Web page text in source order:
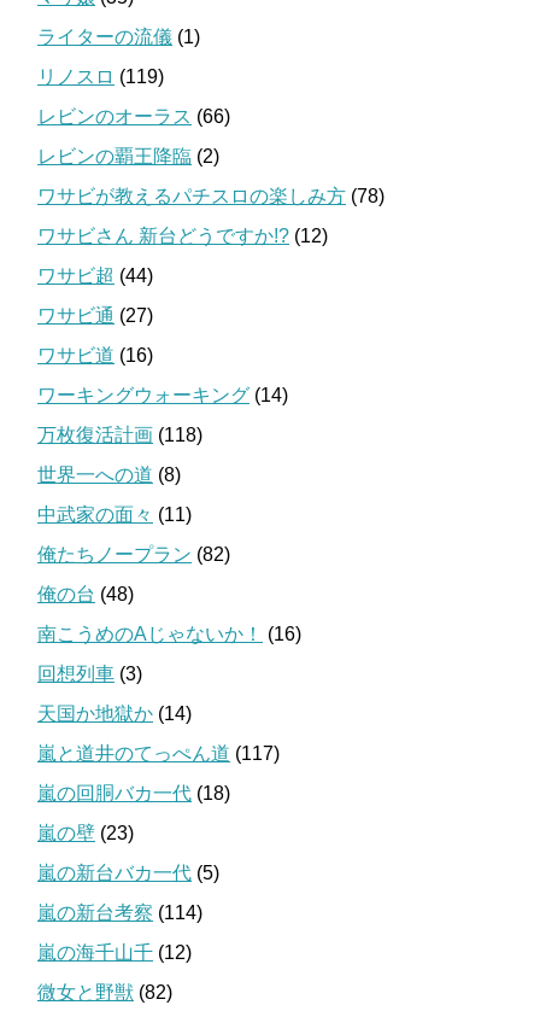
ライターの流儀 (1)
リノスロ (119)
レビンのオーラス (66)
レビンの覇王降臨 (2)
ワサビが教えるパチスロの楽しみ方 (78)
ワサビさん 新台どうですか!? (12)
ワサビ超 (44)
ワサビ通 (27)
ワサビ道 (16)
ワーキングウォーキング (14)
万枚復活計画 (118)
世界一への道 (8)
中武家の面々 (11)
俺たちノープラン (82)
俺の台 (48)
南こうめのAじゃないか！
(16)
回想列車 (3)
天国か地獄か (14)
嵐と道井のてっぺん道 (117)
嵐の回胴バカ一代 (18)
嵐の壁 (23)
嵐の新台バカ一代 (5)
嵐の新台考察 (114)
嵐の海千山千 (12)
微女と野獣 (82)